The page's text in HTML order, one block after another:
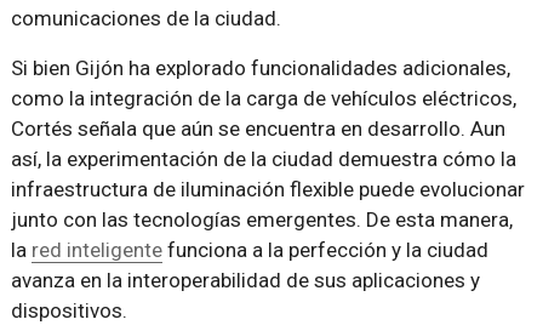
comunicaciones de la ciudad.
Si bien Gijón ha explorado funcionalidades adicionales,
como la integración de la carga de vehículos eléctricos,
Cortés señala que aún se encuentra en desarrollo. Aun
así, la experimentación de la ciudad demuestra cómo la
infraestructura de iluminación flexible puede evolucionar
junto con las tecnologías emergentes. De esta manera,
la red inteligentefunciona a la perfección y la ciudad
avanza en la interoperabilidad de sus aplicaciones y
dispositivos.